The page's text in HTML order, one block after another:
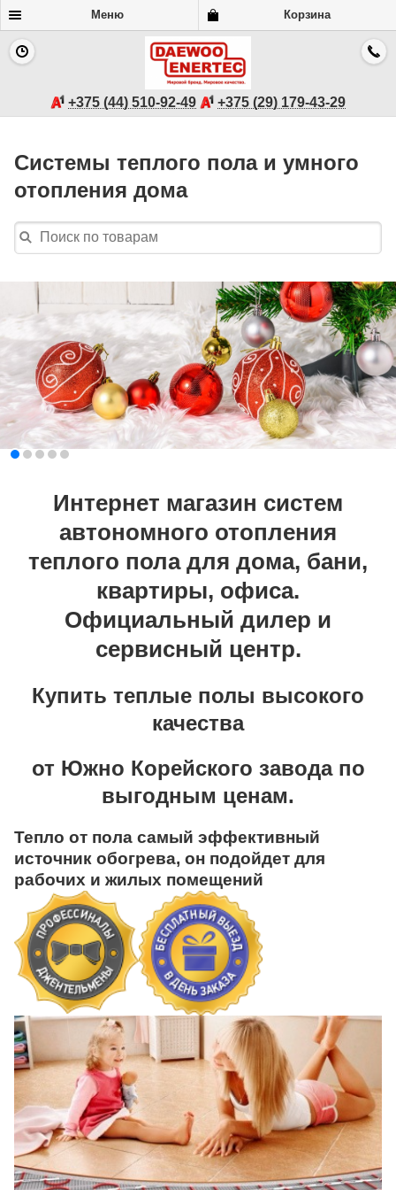
Меню Корзина
+375 (44) 510-92-49 +375 (29) 179-43-29
Системы теплого пола и умного
отопления дома
Интернет магазин систем
автономного отопления
теплого пола для дома, бани,
квартиры, офиса.
Официальный дилер и
сервисный центр.
Купить теплые полы высокого
качества
от Южно Корейского завода по
выгодным ценам.
Тепло от пола самый эффективный
источник обогрева, он подойдет для
рабочих и жилых помещений